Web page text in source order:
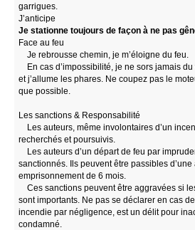
garrigues.
J’anticipe
Je stationne toujours de façon à ne pas
Face au feu
Je rebrousse chemin, je m’éloigne du feu.
En cas d’impossibilité, je ne sors jamais
et j’allume les phares. Ne coupez pas le
que possible.
Les sanctions & Responsabilité
Les auteurs, même involontaires d’un
recherchés et poursuivis.
Les auteurs d’un départ de feu par
sanctionnés. Ils peuvent être passibles
emprisonnement de 6 mois.
Ces sanctions peuvent être aggravées si
sont importants. Ne pas se déclarer en cas
incendie par négligence, est un délit pour
condamné.